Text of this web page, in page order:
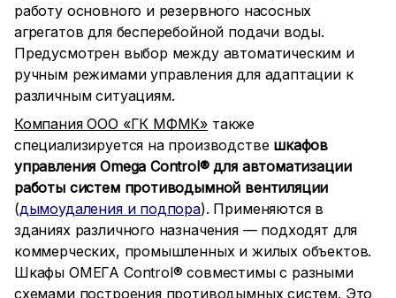
работу основного и резервного насосных
агрегатов для бесперебойной подачи воды.
Предусмотрен выбор между автоматическим и
ручным режимами управления для адаптации к
различным ситуациям.
Компания ООО «ГК МФМК» также
специализируется на производстве шкафов
управления Omega Control® для автоматизации
работы систем противодымной вентиляции
(дымоудаления и подпора). Применяются в
зданиях различного назначения — подходят для
коммерческих, промышленных и жилых объектов.
Шкафы ОМЕГА Control® совместимы с разными
схемами построения противодымных систем. Это